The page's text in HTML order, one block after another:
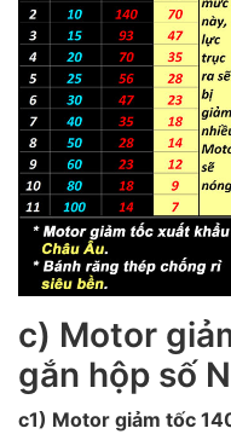
c) Motor
gắn hộp số
c1) Motor giảm tốc